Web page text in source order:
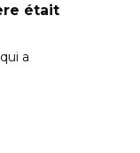
était
a